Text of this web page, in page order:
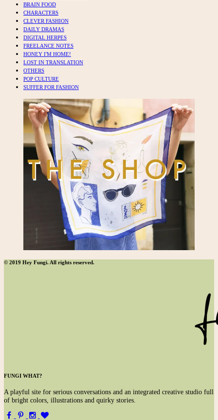
BRAIN FOOD
CHARACTERS
CLEVER FASHION
DAILY DRAMAS
DIGITAL HERPES
FREELANCE NOTES
HONEY I'M HOME!
LOST IN TRANSLATION
OTHERS
POP CULTURE
SUFFER FOR FASHION
© 2019 Hey Fungi. All rights reserved.
FUNGI WHAT?
A playful site for serious conversations and an integrated creative studio full
of bright colors, illustrations and quirky stories.